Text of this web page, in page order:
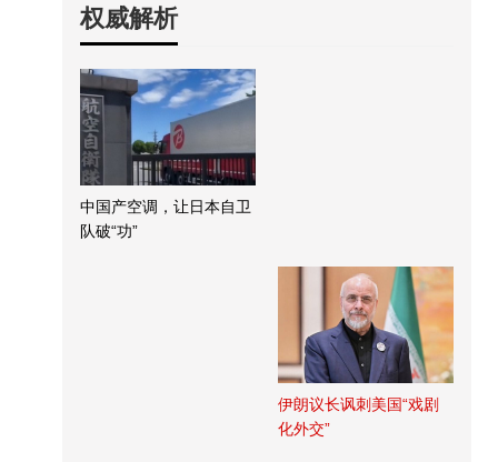
权威解析
中国产空调，让日本自卫
队破“功”
伊朗议长讽刺美国“戏剧
化外交”